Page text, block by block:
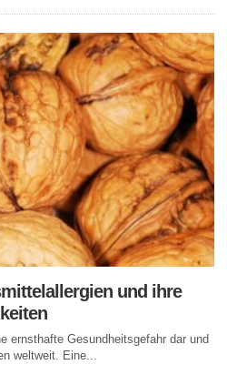
und ihre
ernsthafte Gesundheitsgefahr dar und
weltweit. Eine...